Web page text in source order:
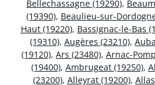
Bellechassagne (19290),
(19390), Beaulieu-sur-
Haut (19220), Bassignac-le-Bas
(19310), Augères (23210),
(19120), Ars (23480), Arnac-
(19400), Ambrugeat (19250),
(23200), Alleyrat (19200),